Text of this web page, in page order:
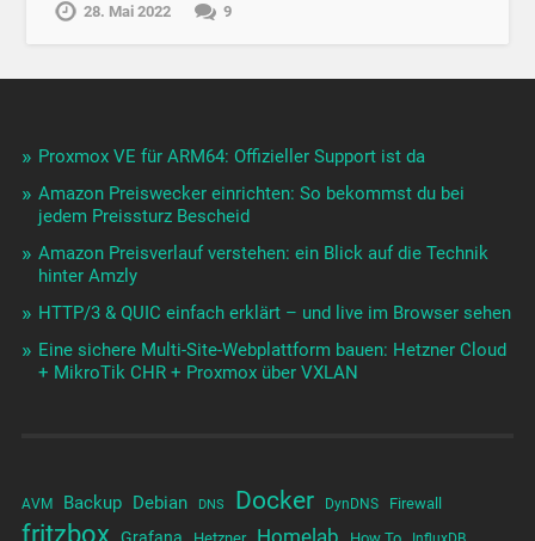
28. Mai 2022 9
Proxmox VE für ARM64: Offizieller Support ist da
Amazon Preiswecker einrichten: So bekommst du bei
jedem Preissturz Bescheid
Amazon Preisverlauf verstehen: ein Blick auf die Technik
hinter Amzly
HTTP/3 & QUIC einfach erklärt – und live im Browser sehen
Eine sichere Multi-Site-Webplattform bauen: Hetzner Cloud
+ MikroTik CHR + Proxmox über VXLAN
AVM Backup Debian DNS Docker DynDNS Firewall
fritzbox Homelab